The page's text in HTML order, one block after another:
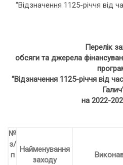
“Відзначення 1125-річчя від
Перелік
обсяги та джерела
“Відзначення 1125-річчя від
на 2022-
№
з/
п
Найменування
заходу